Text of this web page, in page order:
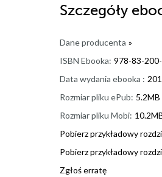
Szczegóły
Dane producenta »
ISBN Ebooka: 978-83-
Data wydania ebooka :
Rozmiar pliku ePub: 5.2MB
Rozmiar pliku Mobi:
Pobierz przykładowy
Pobierz przykładowy
Zgłoś erratę